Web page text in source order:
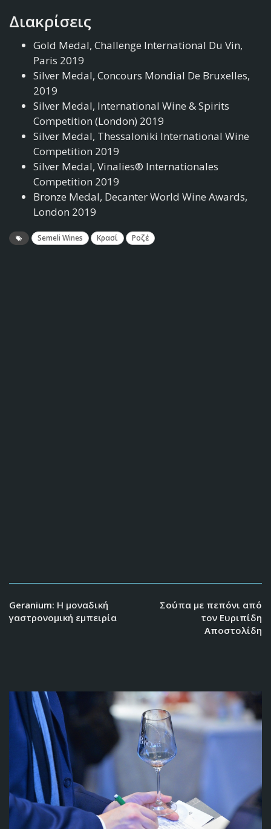
Διακρίσεις
Gold Medal, Challenge International Du Vin,
Paris 2019
Silver Medal, Concours Mondial De Bruxelles,
2019
Silver Medal, International Wine & Spirits
Competition (London) 2019
Silver Medal, Thessaloniki International Wine
Competition 2019
Silver Medal, Vinalies® Internationales
Competition 2019
Bronze Medal, Decanter World Wine Awards,
London 2019
Semeli Wines Κρασί Ροζέ
Geranium: H μοναδική
γαστρονομική εμπειρία
Σούπα με πεπόνι από
τον Ευριπίδη
Αποστολίδη